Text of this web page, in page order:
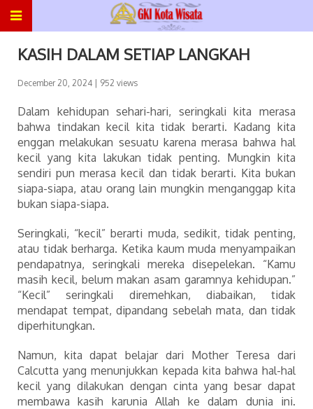
KASIH DALAM SETIAP LANGKAH
December 20, 2024 | 952 views
Dalam kehidupan sehari-hari, seringkali kita merasa
bahwa tindakan kecil kita tidak berarti. Kadang kita
enggan melakukan sesuatu karena merasa bahwa hal
kecil yang kita lakukan tidak penting. Mungkin kita
sendiri pun merasa kecil dan tidak berarti. Kita bukan
siapa-siapa, atau orang lain mungkin menganggap kita
bukan siapa-siapa.
Seringkali, “kecil” berarti muda, sedikit, tidak penting,
atau tidak berharga. Ketika kaum muda menyampaikan
pendapatnya, seringkali mereka disepelekan. “Kamu
masih kecil, belum makan asam garamnya kehidupan.”
“Kecil” seringkali diremehkan, diabaikan, tidak
mendapat tempat, dipandang sebelah mata, dan tidak
diperhitungkan.
Namun, kita dapat belajar dari Mother Teresa dari
Calcutta yang menunjukkan kepada kita bahwa hal-hal
kecil yang dilakukan dengan cinta yang besar dapat
membawa kasih karunia Allah ke dalam dunia ini.